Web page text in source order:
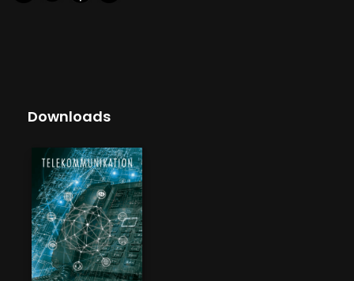
Downloads